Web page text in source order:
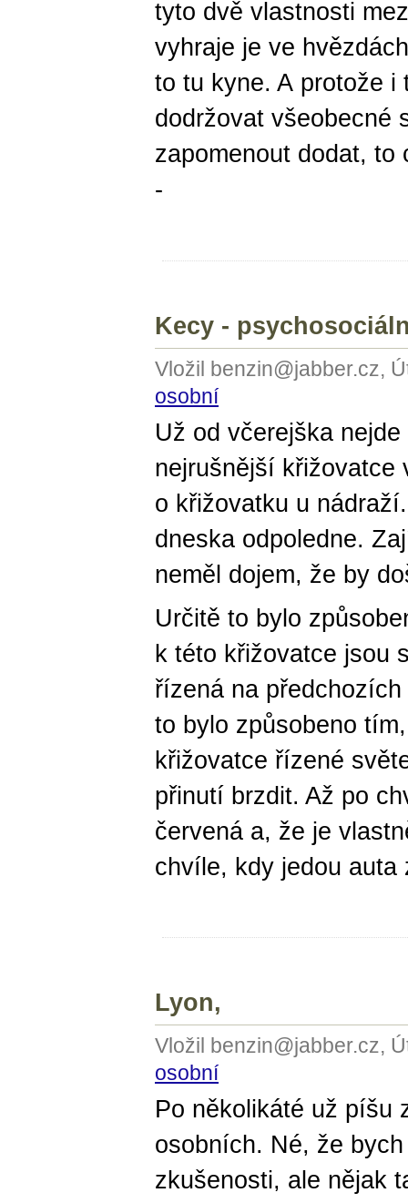
tyto dvě vlastnosti
vyhraje je ve
to tu kyne. A protože
dodržovat všeobecné
zapomenout dodat, to
-
Kecy -
Vložil benzin@jabber.cz,
osobní
Už od včerejška
nejrušnější křižovatce
o křižovatku u
dneska odpoledne.
neměl dojem, že by
Určitě to bylo
k této křižovatce jsou
řízená na
to bylo způsobeno
křižovatce řízené
přinutí brzdit. Až po
červená a, že je
chvíle, kdy jedou auta
Lyon,
Vložil benzin@jabber.cz,
osobní
Po několikáté už píšu
osobních. Né, že
zkušenosti, ale nějak